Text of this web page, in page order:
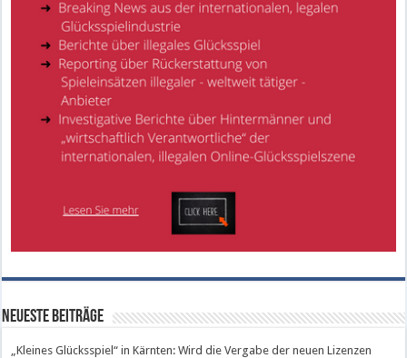
Neueste Beiträge
„Kleines Glücksspiel“ in Kärnten: Wird die Vergabe der neuen Lizenzen